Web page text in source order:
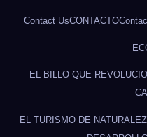
Contact UsCONTACTO
EL BILLO QUE
EL TURISMO DE